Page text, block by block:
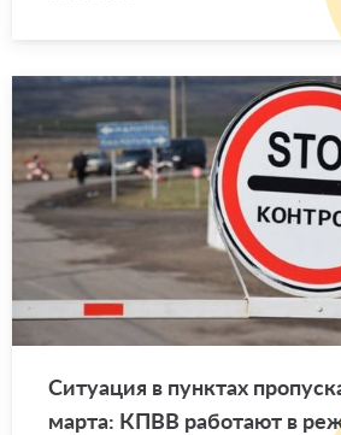
Си­ту­а­ция в пунк­тах
марта: КПВВ ра­бо­та­ют в